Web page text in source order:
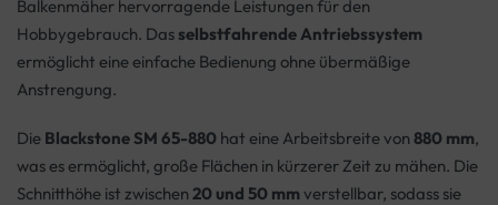
Balkenmäher hervorragende Leistungen für den
Hobbygebrauch. Dasselbstfahrende Antriebssystem
ermöglicht eine einfache Bedienung ohne übermäßige
Anstrengung.
Die Blackstone SM 65-880 hat eine Arbeitsbreite von 880 mm,
was es ermöglicht, große Flächen in kürzerer Zeit zu mähen. Die
Schnitthöhe ist zwischen 20 und 50 mmverstellbar, sodass sie